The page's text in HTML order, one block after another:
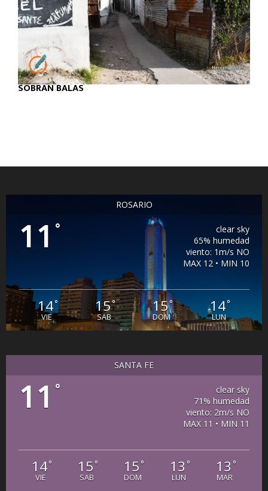
SOBRAN BALAS
ROSARIO
11 °
clear sky
65% humedad
viento: 1m/s NO
MAX 12 • MIN 10
14°
VIE
15°
SAB
15°
DOM
14°
LUN
SANTA FE
11 °
clear sky
71% humedad
viento: 2m/s NO
MAX 11 • MIN 11
14°
VIE
15 °
SAB
15 °
DOM
13 °
LUN
13 °
MAR